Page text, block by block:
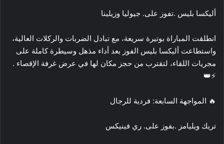
أليكسا بليس .تفوز على. جيوليا وزيلينا
انطلقت المباراة بوتيرة سريعة، مع تبادل الضربات والركلات العالية،
واستطاعت أليكسا بليس الفوز بعد أداء مذهل وسيطرة كاملة على
مجريات اللقاء، لتقترب من حجز مكان لها في عرض غرفة الإقصاء .
⚡👑
🔥 المواجهة السابعة: فردية للرجال
تريك ويليامز .بفوز على. ري فينيكس